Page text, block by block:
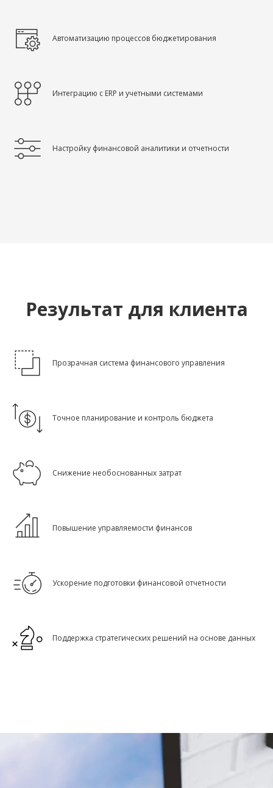
Автоматизацию процессов бюджетирования
Интеграцию с ERP и учетными системами
Настройку финансовой аналитики и отчетности
Результат для клиента
Прозрачная система финансового управления
Точное планирование и контроль бюджета
Снижение необоснованных затрат
Повышение управляемости финансов
Ускорение подготовки финансовой отчетности
Поддержка стратегических решений на основе данных